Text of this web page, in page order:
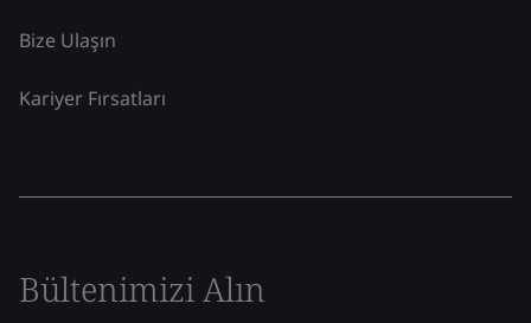
Bize Ulaşın
Kariyer Fırsatları
Bültenimizi Alın